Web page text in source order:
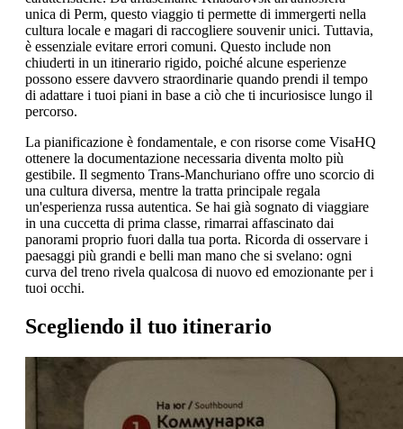
unica di Perm, questo viaggio ti permette di immergerti nella
cultura locale e magari di raccogliere souvenir unici. Tuttavia,
è essenziale evitare errori comuni. Questo include non
chiuderti in un itinerario rigido, poiché alcune esperienze
possono essere davvero straordinarie quando prendi il tempo
di adattare i tuoi piani in base a ciò che ti incuriosisce lungo il
percorso.
La pianificazione è fondamentale, e con risorse come VisaHQ
ottenere la documentazione necessaria diventa molto più
gestibile. Il segmento Trans-Manchuriano offre uno scorcio di
una cultura diversa, mentre la tratta principale regala
un'esperienza russa autentica. Se hai già sognato di viaggiare
in una cuccetta di prima classe, rimarrai affascinato dai
panorami proprio fuori dalla tua porta. Ricorda di osservare i
paesaggi più grandi e belli man mano che si svelano: ogni
curva del treno rivela qualcosa di nuovo ed emozionante per i
tuoi occhi.
Scegliendo il tuo itinerario